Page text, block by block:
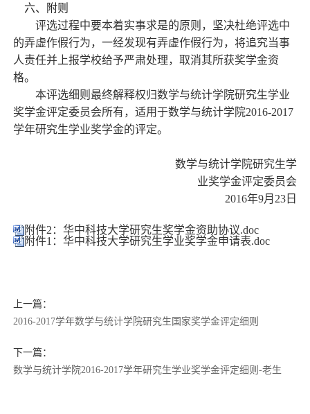
六、附则
评选过程中要本着实事求是的原则，坚决杜绝评选中
的弄虚作假行为，一经发现有弄虚作假行为，将追究当事
人责任并上报学校给予严肃处理，取消其所获奖学金资
格。
本评选细则最终解释权归数学与统计学院研究生学业
奖学金评定委员会所有，适用于数学与统计学院2016-2017
学年研究生学业奖学金的评定。
数学与统计学院研究生学
业奖学金评定委员会
2016年9月23日
附件2：华中科技大学研究生奖学金资助协议.doc
附件1：华中科技大学研究生学业奖学金申请表.doc
上一篇：
2016-2017学年数学与统计学院研究生国家奖学金评定细则
下一篇：
数学与统计学院2016-2017学年研究生学业奖学金评定细则-老生